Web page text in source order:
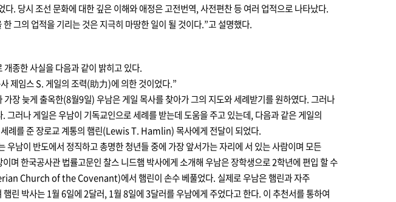
. 당시 조선 문화에 대한 깊은 이해와 애정은 고전번역, 사전편찬 등 여러 업적으로 나타났다.
그의 업적을 기리는 것은 지극히 마땅한 일이 될 것이다.”고 설명했다.
종한 사실을 다음과 같이 밝히고 있다.
제임스 S. 게일의 조력(助力)에 의한 것이었다.”
장 늦게 출옥한(8월9일) 우남은 게일 목사를 찾아가 그의 지도와 세례받기를 원하였다. 그러나
러나 게일은 우남이 기독교인으로 세례를 받는데 도움을 주고 있는데, 다음과 같은 게일의
례를 준 장로교 계통의 햄린(Lewis T. Hamlin) 목사에게 전달이 되었다.
남이 반도에서 정직하고 총명한 청년들 중에 가장 앞서가는 자리에 서 있는 사람이며 모든
며 한국공사관 법률고문인 찰스 니드햄 박사에게 소개해 우남은 장학생으로 2학년에 편입 할 수
Church of the Covenant)에서 햄린이 손수 베풀었다. 실제로 우남은 햄린과 자주
린 박사는 1월 6일에 2달러, 1월 8일에 3달러를 우남에게 주었다고 한다. 이 추천서를 통하여